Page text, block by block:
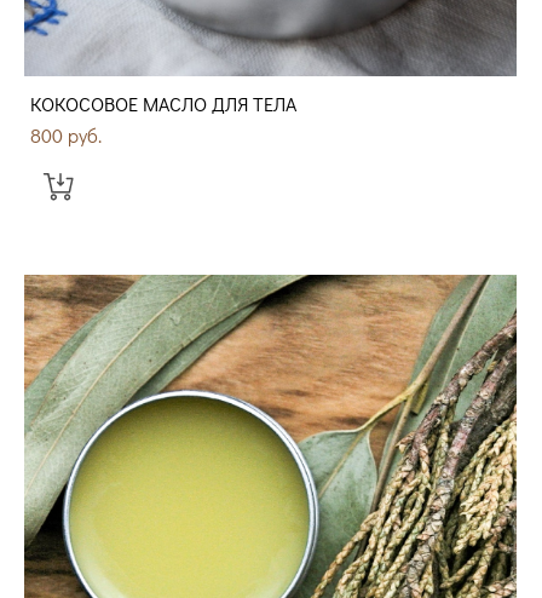
КОКОСОВОЕ МАСЛО ДЛЯ ТЕЛА
800 pуб.